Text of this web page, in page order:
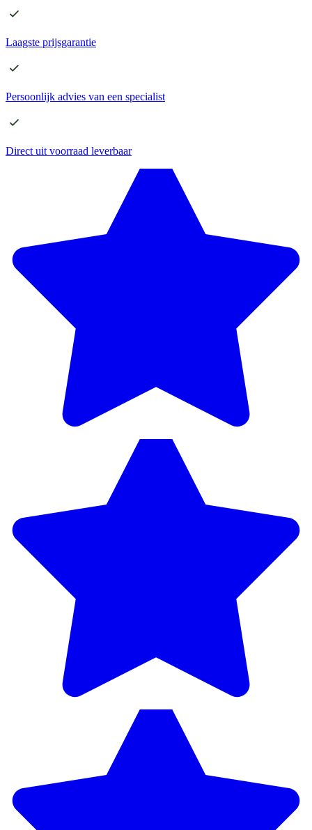
Laagste prijsgarantie
Persoonlijk advies van een specialist
Direct uit voorraad leverbaar